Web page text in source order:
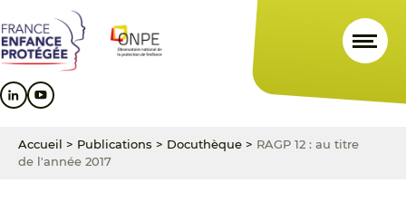
au
contenu
principal
au
menu
principal
au
pied
de
Accueil > Publications > Docuthèque > RAGP 12 : au titre
de l'année 2017